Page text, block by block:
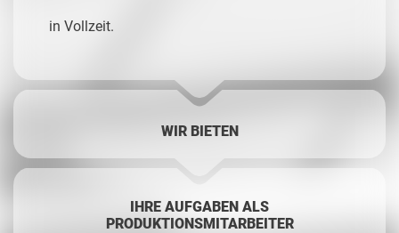
in Vollzeit.
WIR BIETEN
IHRE AUFGABEN ALS
PRODUKTIONSMITARBEITER